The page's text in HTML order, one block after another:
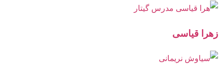
زهرا قیاسی